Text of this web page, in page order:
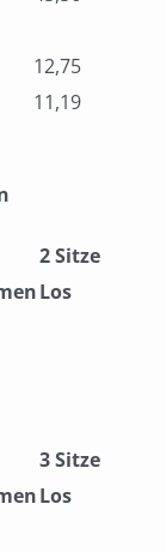
12,75
11,19
2 Sitze
Los
3 Sitze
Los